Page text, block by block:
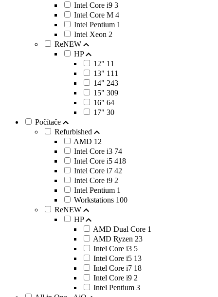
Intel Core i9 3
Intel Core M 4
Intel Pentium 1
Intel Xeon 2
ReNEW
HP
12" 11
13" 111
14" 243
15" 309
16" 64
17" 30
Počítače
Refurbished
AMD 12
Intel Core i3 74
Intel Core i5 418
Intel Core i7 42
Intel Core i9 2
Intel Pentium 1
Workstations 100
ReNEW
HP
AMD Dual Core 1
AMD Ryzen 23
Intel Core i3 5
Intel Core i5 13
Intel Core i7 18
Intel Core i9 2
Intel Pentium 3